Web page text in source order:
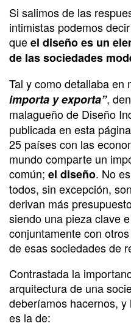
Si salimos de las
intimistas podemos
queel diseño es un
de las sociedades
Tal y como detallaba en
importa y exporta”,
malagueño de Diseño
publicada en esta
25 países con las
mundo comparte un
común; el diseño. No
todos, sin excepción,
derivan más
siendo una pieza clave
conjuntamente con
de esas sociedades de
Contrastada la
arquitectura de una
deberíamos hacernos,
es la de: